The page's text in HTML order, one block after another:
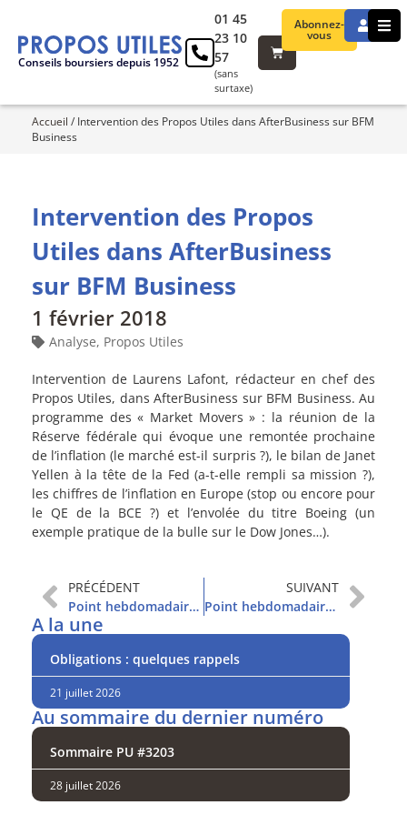
Conseils boursiers depuis 1952
Abonnez-
vous
01 45
23 10
57
(sans
surtaxe)
Accueil / Intervention des Propos Utiles dans AfterBusiness sur BFM
Business
Intervention des Propos
Utiles dans AfterBusiness
sur BFM Business
1 février 2018
Analyse, Propos Utiles
Intervention de Laurens Lafont, rédacteur en chef des
Propos Utiles, dans AfterBusiness sur BFM Business. Au
programme des « Market Movers » : la réunion de la
Réserve fédérale qui évoque une remontée prochaine
de l’inflation (le marché est-il surpris ?), le bilan de Janet
Yellen à la tête de la Fed (a-t-elle rempli sa mission ?),
les chiffres de l’inflation en Europe (stop ou encore pour
le QE de la BCE ?) et l’envolée du titre Boeing (un
exemple pratique de la bulle sur le Dow Jones…).
PRÉCÉDENT
Point hebdomadaire et sommaire
SUIVANT
Point hebdomadaire et sommaire
A la une
Obligations : quelques rappels
21 juillet 2026
Au sommaire du dernier numéro
Sommaire PU #3203
28 juillet 2026